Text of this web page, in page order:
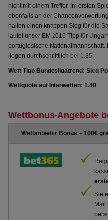
nicht mit einem Treffer. Im ersten
ebenfalls an der
halten einen knappen Sieg für die
lautet unser EM 2016 Tipp für
portugiesische Nationalmannschaft.
liegen durchschnittlich bei 1.35.
Wett Tipp Bundesligatrend: Sieg
Wettquote auf Interwetten: 1.40
Wettbonus-Angebote
Wettanbieter Bonus – 100€
Sie
Mail